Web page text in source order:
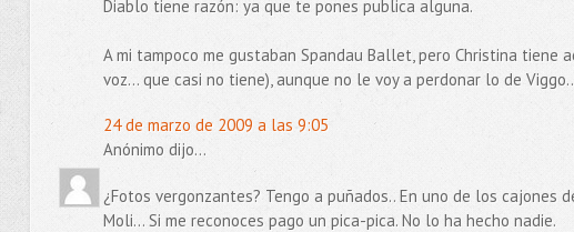
Diablo tiene razón: ya que te pones publica alguna.
A mi tampoco me gustaban Spandau Ballet, pero Christina
voz... que casi no tiene), aunque no le voy a perdonar lo de
24 de marzo de 2009 a las 9:05
Anónimo dijo...
¿Fotos vergonzantes? Tengo a puñados.. En uno de los cajones
Moli... Si me reconoces pago un pica-pica. No lo ha hecho nadie.